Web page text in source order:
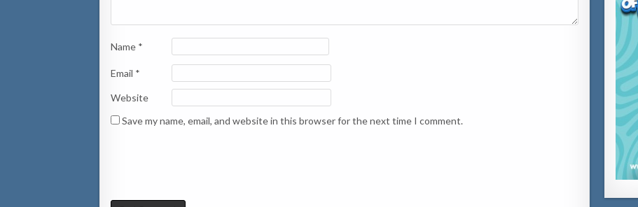
Name *
Email *
Website
Save my name, email, and website in this browser for the next time I comment.